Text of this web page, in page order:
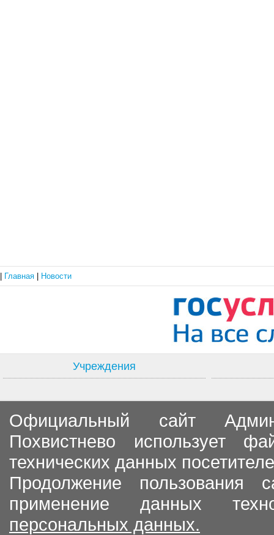
Главная Новости
Учреждения
Официальный сайт
Похвистнево использует
технических данных
Продолжение пользования
применение данных
персональных данных.